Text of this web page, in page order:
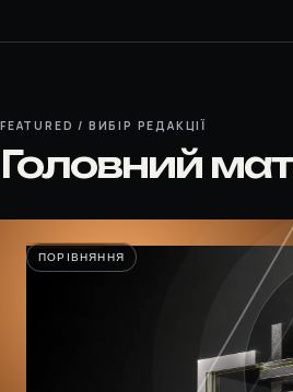
FEATURED / ВИБІР РЕДАКЦІЇ
Головний
ПОРІВНЯННЯ